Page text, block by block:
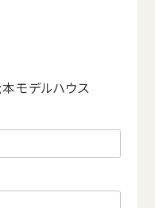
モデルハウス